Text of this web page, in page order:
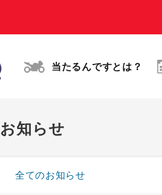
当たるんですとは？
お知らせ
全てのお知らせ